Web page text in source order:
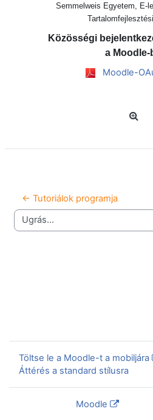
Semmelweis Egyetem, E-
Közösségi
a Moodle-
Moodle-
← Tutoriálok programja
Ugrás...
Töltse le a Moodle-t a mobiljára
Áttérés a standard stílusra
Moodle